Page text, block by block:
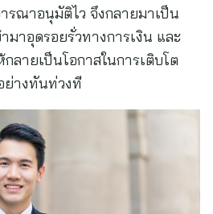
รณาอนุมัติไว จึงกลายมาเป็น
าอุดรอยรั่วทางการเงิน และ
ลายเป็นโอกาสในการเติบโต
ย่างทันท่วงที